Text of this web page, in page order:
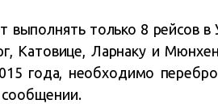
выполнять только 8 рейсов в
Катовице, Ларнаку и
года, необходимо
сообщении.